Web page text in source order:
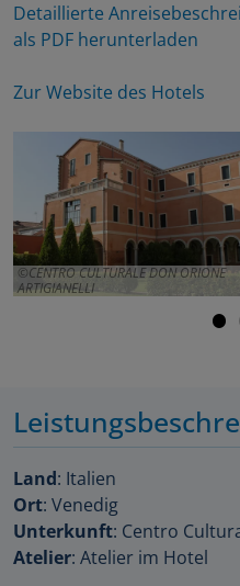
Detaillierte
als PDF herunterladen
Zur Website des Hotels
CENTRO CULTURALE DON ORIONE
ARTIGIANELLI
Land: Italien
Ort: Venedig
Unterkunft: Centro
Atelier: Atelier im Hotel